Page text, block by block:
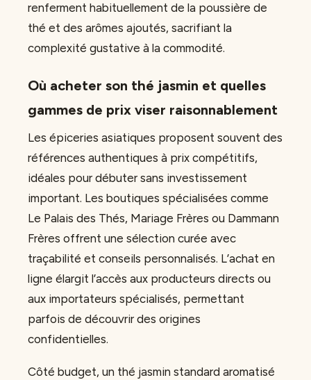
renferment habituellement de la poussière de
thé et des arômes ajoutés, sacrifiant la
complexité gustative à la commodité.
Où acheter son thé jasmin et quelles
gammes de prix viser raisonnablement
Les épiceries asiatiques proposent souvent des
références authentiques à prix compétitifs,
idéales pour débuter sans investissement
important. Les boutiques spécialisées comme
Le Palais des Thés, Mariage Frères ou Dammann
Frères offrent une sélection curée avec
traçabilité et conseils personnalisés. L’achat en
ligne élargit l’accès aux producteurs directs ou
aux importateurs spécialisés, permettant
parfois de découvrir des origines
confidentielles.
Côté budget, un thé jasmin standard aromatisé